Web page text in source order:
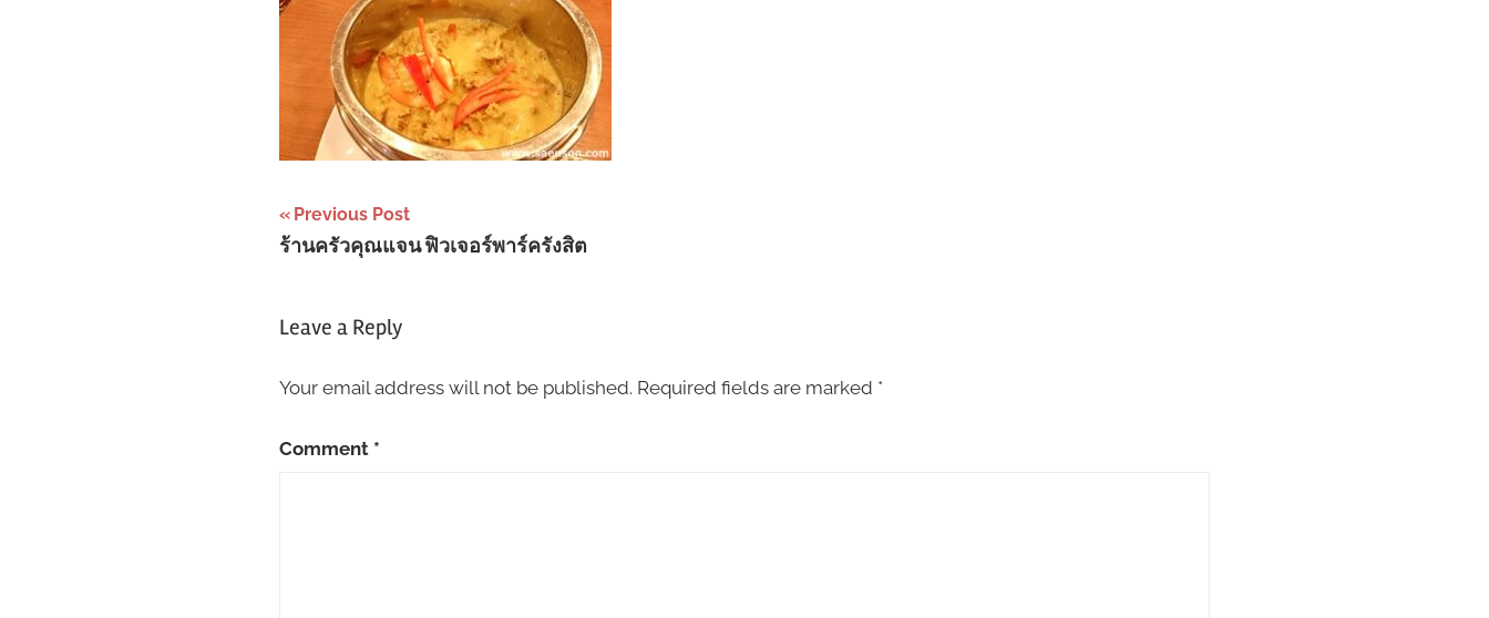
Post
navigation
Previous Post
ร้านครัวคุณแจน ฟิวเจอร์พาร์ครังสิต
Leave a Reply
Your email address will not be published. Required fields are marked *
Comment *